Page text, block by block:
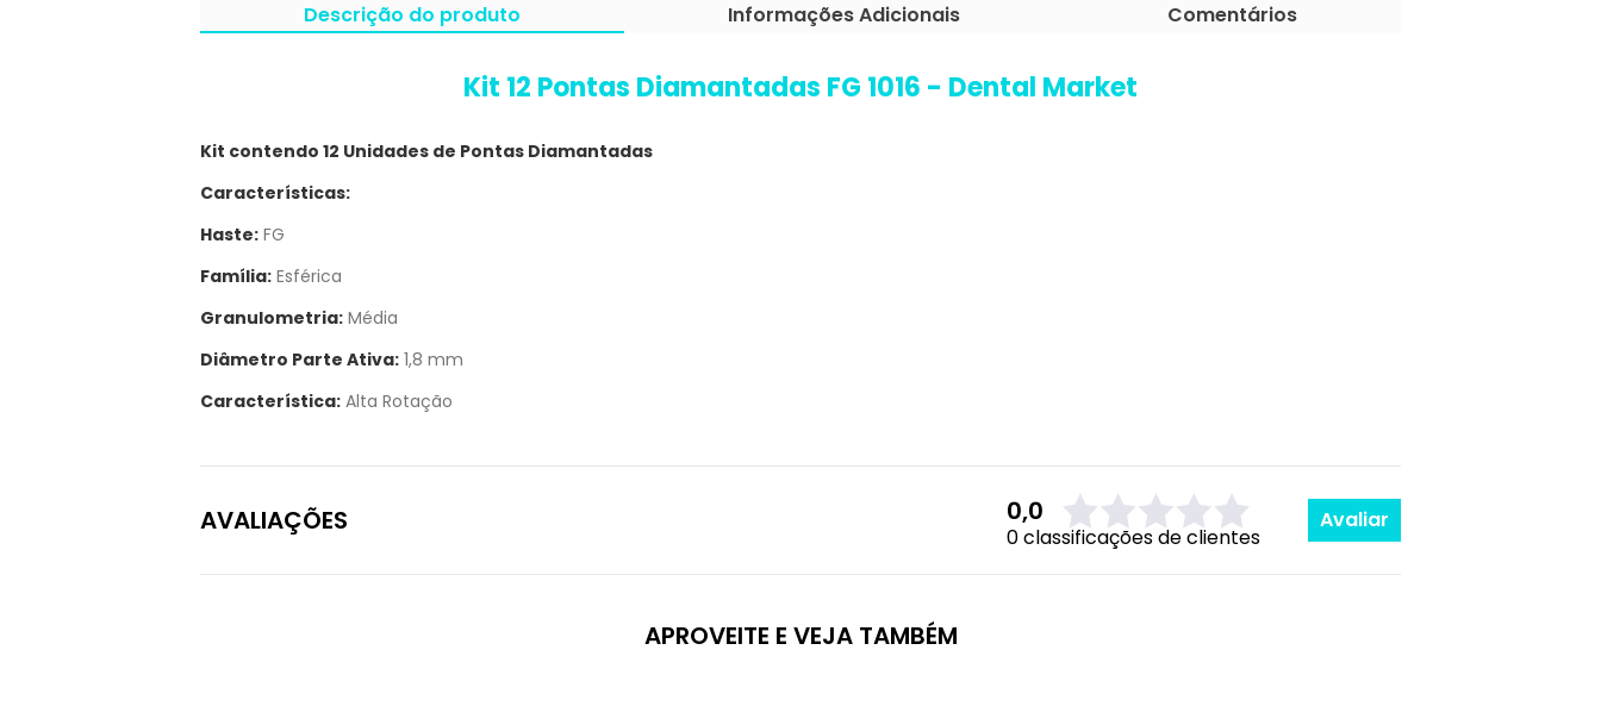
Descrição do produto Informações Adicionais Comentários
Kit 12 Pontas Diamantadas FG 1016 - Dental Market
Kit contendo 12 Unidades de Pontas Diamantadas
Características:
Haste: FG
Família: Esférica
Granulometria: Média
Diâmetro Parte Ativa: 1,8 mm
Característica: Alta Rotação
AVALIAÇÕES 0,0
0 classificações de clientes
Avaliar
APROVEITE E VEJA TAMBÉM